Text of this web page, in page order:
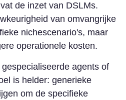
de inzet van DSLMs.
van omvangrijke
nichescenario's, maar
operationele kosten.
agents of
is helder: generieke
om de specifieke